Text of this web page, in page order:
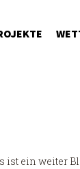
ist ein weiter